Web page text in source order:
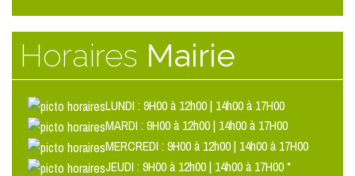
Horaires Mairie
LUNDI : 9H00 à 12h00 | 14h00 à 17H00
MARDI : 9H00 à 12h00 | 14h00 à 17H00
MERCREDI : 9H00 à 12h00 | 14h00 à 17H00
JEUDI : 9H00 à 12h00 | 14h00 à 17H00 *